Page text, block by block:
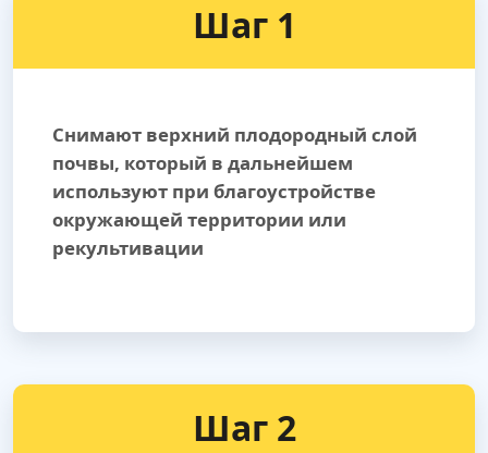
Шаг 1
Снимают верхний плодородный слой
почвы, который в дальнейшем
используют при благоустройстве
окружающей территории или
рекультивации
Шаг 2